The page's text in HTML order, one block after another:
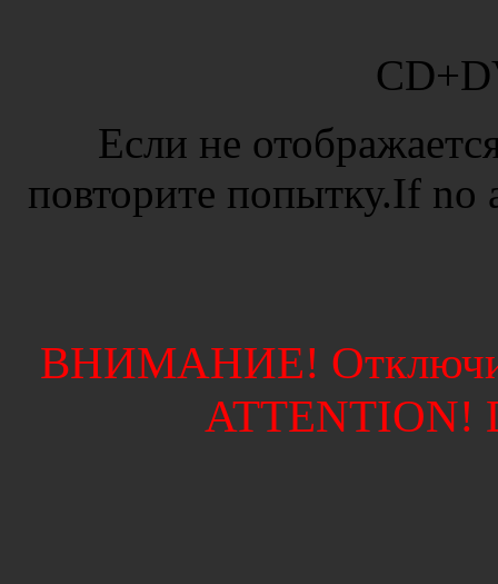
Если не
повторите попытку.If
ВНИМАНИЕ!
ATTENTION!